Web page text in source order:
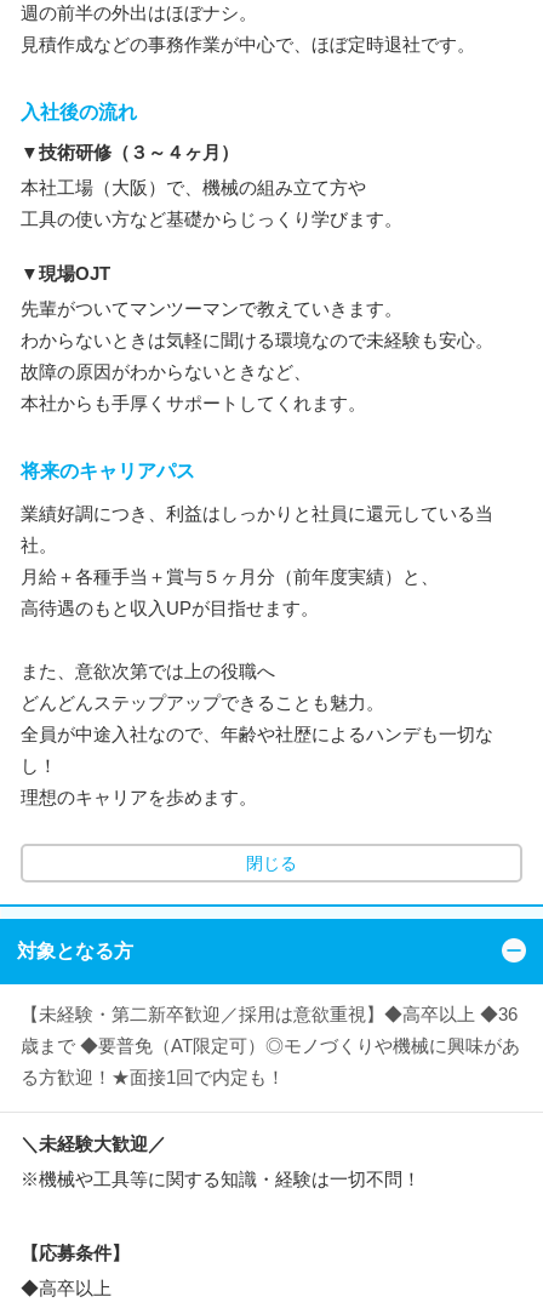
週の前半の外出はほぼナシ。
見積作成などの事務作業が中心で、ほぼ定時退社です。
入社後の流れ
▼技術研修（３～４ヶ月）
本社工場（大阪）で、機械の組み立て方や
工具の使い方など基礎からじっくり学びます。
▼現場OJT
先輩がついてマンツーマンで教えていきます。
わからないときは気軽に聞ける環境なので未経験も安心。
故障の原因がわからないときなど、
本社からも手厚くサポートしてくれます。
将来のキャリアパス
業績好調につき、利益はしっかりと社員に還元している当
社。
月給＋各種手当＋賞与５ヶ月分（前年度実績）と、
高待遇のもと収入UPが目指せます。
また、意欲次第では上の役職へ
どんどんステップアップできることも魅力。
全員が中途入社なので、年齢や社歴によるハンデも一切な
し！
理想のキャリアを歩めます。
閉じる
対象となる方
【未経験・第二新卒歓迎／採用は意欲重視】◆高卒以上 ◆36
歳まで ◆要普免（AT限定可）◎モノづくりや機械に興味があ
る方歓迎！★面接1回で内定も！
＼未経験大歓迎／
※機械や工具等に関する知識・経験は一切不問！
【応募条件】
◆高卒以上